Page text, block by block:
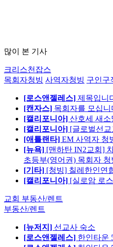
많이 본 기사
크리스천잡스
목회자청빙 사역자청빙 구인구
[로스앤젤레스] 제목입니
[캔자스] 목회자를 모십
[캘리포니아] 산호세 새소
[캘리포니아] [글로벌선
[애틀랜타] EM 사역자 청
[뉴욕] [맨하탄 IN2교회]
초등부(영어권) 목회자 청
[기타] [청빙] 칠레한인연
[캘리포니아] [실로암 로
교회 부동산/렌트
부동산/렌트
[뉴저지] 선교사 숙소
[로스앤젤레스] 한인타운